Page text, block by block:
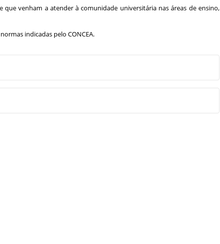
que venham a atender à comunidade universitária nas áreas de ensino,
indicadas pelo CONCEA.